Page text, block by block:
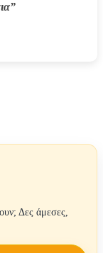
Δες άμεσες,